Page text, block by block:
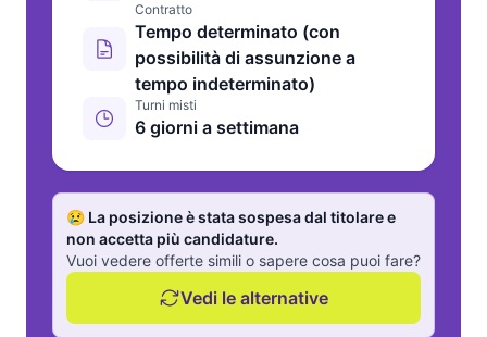
Contratto
Tempo determinato (con
possibilità di assunzione a
tempo indeterminato)
Turni misti
6 giorni a settimana
😢 La posizione è stata sospesa dal titolare e
non accetta più candidature.
Vuoi vedere offerte simili o sapere cosa puoi fare?
Vedi le alternative